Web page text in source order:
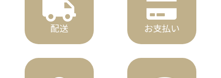
配送 お支払い